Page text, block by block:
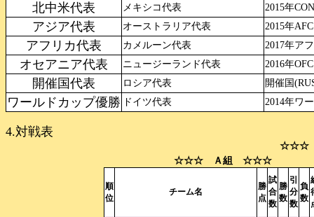
北中米代表 メキシコ代表 2015年
アジア代表 オーストラリア代表 2015年
アフリカ代表 カメルーン代表 2017年ア
オセアニア代表 ニュージーランド代表 2016年
開催国代表 ロシア代表 開催国
ワールドカップ優勝 ドイツ代表 2014年ワ
4.対戦表
☆☆☆
☆☆☆ Ａ組 ☆☆☆
順
位
チーム名
勝
点
試
合
数
勝
数
引
分
数
負
数